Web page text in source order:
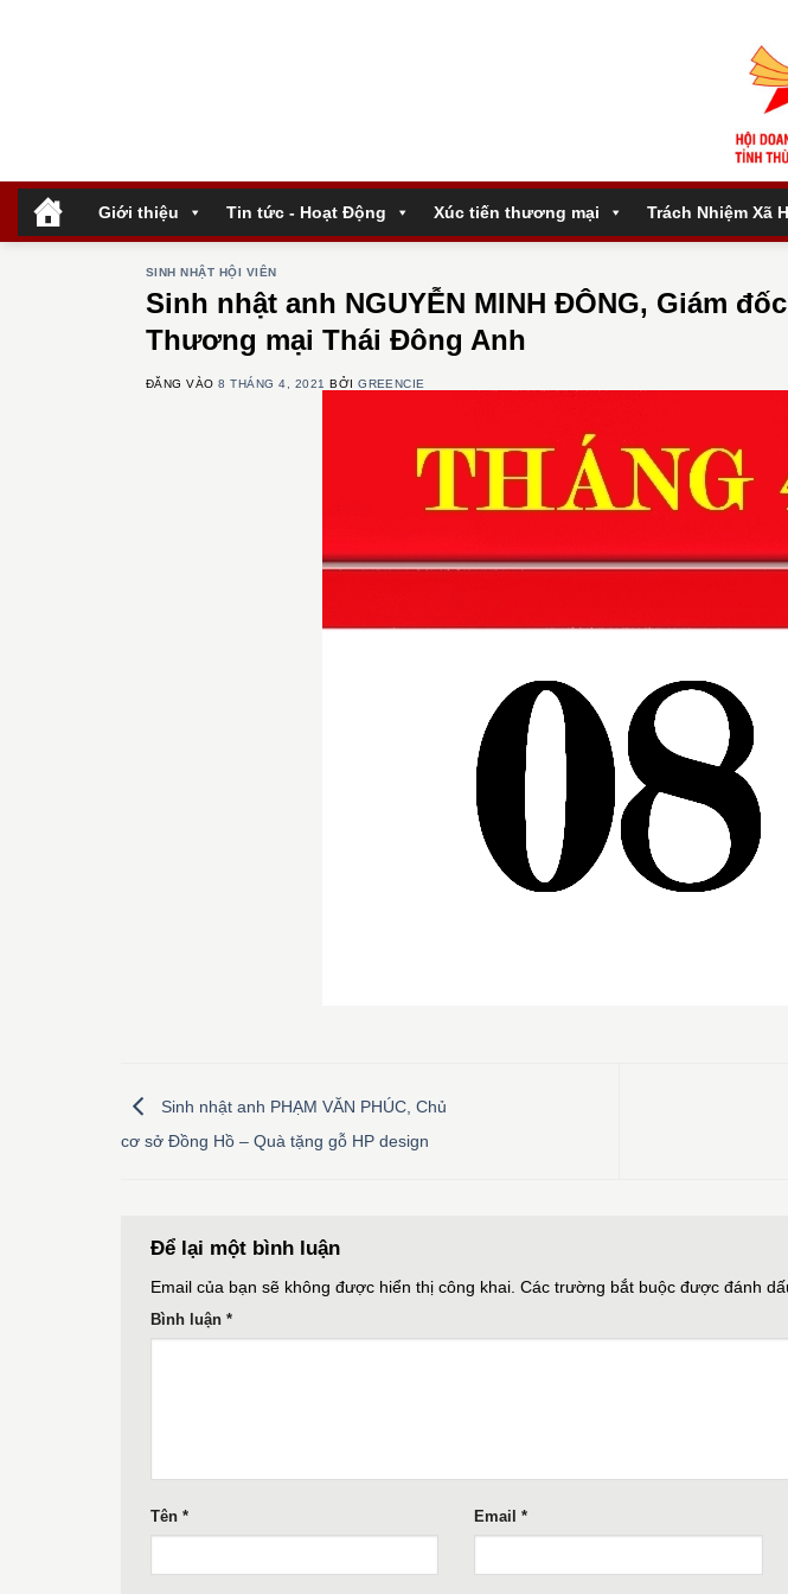
Giới thiệu Tin tức - Hoạt Động Xúc tiến thương mại Trách Nhiệm Xã
SINH NHẬT HỘI VIÊN
Sinh nhật anh NGUYỄN MINH ĐÔNG, Giám
Thương mại Thái Đông Anh
ĐĂNG VÀO8 THÁNG 4, 2021 BỞIGREENCIE
Sinh nhật anh PHẠM VĂN PHÚC, Chủ
cơ sở Đồng Hồ – Quà tặng gỗ HP design
Để lại một bình luận
Email của bạn sẽ không được hiển thị công khai. Các trường bắt buộc được đánh
Bình luận *
Tên * Email*